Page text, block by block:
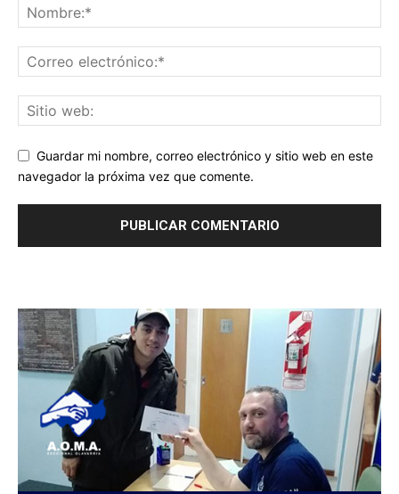
Guardar mi nombre, correo electrónico y sitio web en este
navegador la próxima vez que comente.